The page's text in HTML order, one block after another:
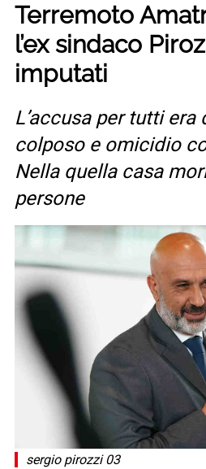
Terremoto
l’ex sindaco
imputati
L’accusa per tutti era
colposo e omicidio
Nella quella casa
persone
sergio pirozzi 03